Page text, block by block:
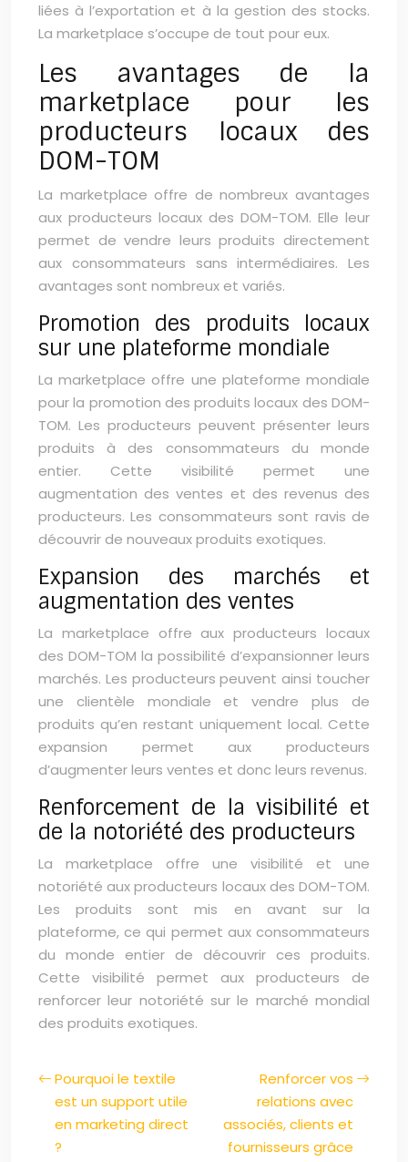
liées à l’exportation et à la gestion des stocks.
La marketplace s’occupe de tout pour eux.
Les avantages de la
marketplace pour les
producteurs locaux des
DOM-TOM
La marketplace offre de nombreux avantages
aux producteurs locaux des DOM-TOM. Elle leur
permet de vendre leurs produits directement
aux consommateurs sans intermédiaires. Les
avantages sont nombreux et variés.
Promotion des produits locaux
sur une plateforme mondiale
La marketplace offre une plateforme mondiale
pour la promotion des produits locaux des DOM-
TOM. Les producteurs peuvent présenter leurs
produits à des consommateurs du monde
entier. Cette visibilité permet une
augmentation des ventes et des revenus des
producteurs. Les consommateurs sont ravis de
découvrir de nouveaux produits exotiques.
Expansion des marchés et
augmentation des ventes
La marketplace offre aux producteurs locaux
des DOM-TOM la possibilité d’expansionner leurs
marchés. Les producteurs peuvent ainsi toucher
une clientèle mondiale et vendre plus de
produits qu’en restant uniquement local. Cette
expansion permet aux producteurs
d’augmenter leurs ventes et donc leurs revenus.
Renforcement de la visibilité et
de la notoriété des producteurs
La marketplace offre une visibilité et une
notoriété aux producteurs locaux des DOM-TOM.
Les produits sont mis en avant sur la
plateforme, ce qui permet aux consommateurs
du monde entier de découvrir ces produits.
Cette visibilité permet aux producteurs de
renforcer leur notoriété sur le marché mondial
des produits exotiques.
Pourquoi le textile
est un support utile
en marketing direct
?
Renforcer vos
relations avec
associés, clients et
fournisseurs grâce